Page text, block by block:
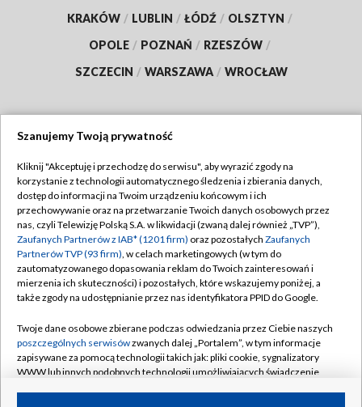
KRAKÓW / LUBLIN / ŁÓDŹ / OLSZTYN /
OPOLE / POZNAŃ / RZESZÓW /
SZCZECIN / WARSZAWA / WROCŁAW
TVP
Abonament TVP
Emisja w TVP
Centrum informacji TVP
Naziemna Telewizja Cyfrowa
Rada Programowa
System NOS
Informacje o nadawcy
Regulamin TVP
Polityka prywatności
Moje zgody
Pomoc
Kontakt
Kanały
Szanujemy Twoją prywatność
Kliknij "Akceptuję i przechodzę do serwisu", aby wyrazić zgody na
korzystanie z technologii automatycznego śledzenia i zbierania danych,
dostęp do informacji na Twoim urządzeniu końcowym i ich
przechowywanie oraz na przetwarzanie Twoich danych osobowych przez
nas, czyli Telewizję Polską S.A. w likwidacji (zwaną dalej również „TVP”),
Zaufanych Partnerów z IAB* (1201 firm) oraz pozostałych Zaufanych
Partnerów TVP (93 firm), w celach marketingowych (w tym do
zautomatyzowanego dopasowania reklam do Twoich zainteresowań i
mierzenia ich skuteczności) i pozostałych, które wskazujemy poniżej, a
także zgody na udostępnianie przez nas identyfikatora PPID do Google.
Twoje dane osobowe zbierane podczas odwiedzania przez Ciebie naszych
poszczególnych serwisówzwanych dalej „Portalem”, w tym informacje
zapisywane za pomocą technologii takich jak: pliki cookie, sygnalizatory
WWW lub innych podobnych technologii umożliwiających świadczenie